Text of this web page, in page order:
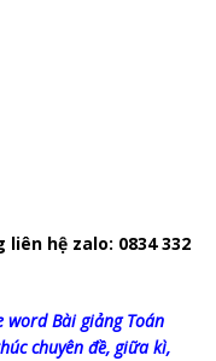
hệ zalo: 0834 332
Bài giảng Toán
chuyên đề, giữa kì,